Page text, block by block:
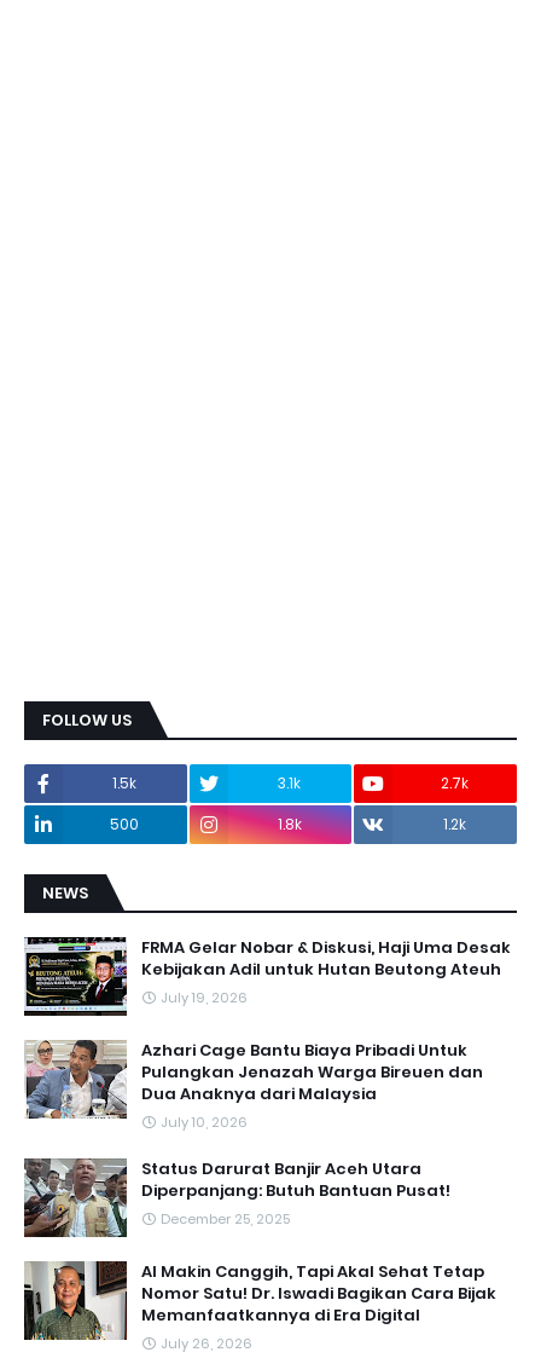
FOLLOW US
1.5k 3.1k
2.7k
500
1.8k 1.2k
NEWS
FRMA Gelar Nobar & Diskusi, Haji Uma Desak
Kebijakan Adil untuk Hutan Beutong Ateuh
July 19, 2026
Azhari Cage Bantu Biaya Pribadi Untuk
Pulangkan Jenazah Warga Bireuen dan
Dua Anaknya dari Malaysia
July 10, 2026
Status Darurat Banjir Aceh Utara
Diperpanjang: Butuh Bantuan Pusat!
December 25, 2025
AI Makin Canggih, Tapi Akal Sehat Tetap
Nomor Satu! Dr. Iswadi Bagikan Cara Bijak
Memanfaatkannya di Era Digital
July 26, 2026